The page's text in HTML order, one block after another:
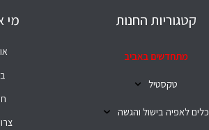
קטגוריות החנות
מתחדשים באביב
טקסטיל
כלים לאפיה בישול והגשה
מי